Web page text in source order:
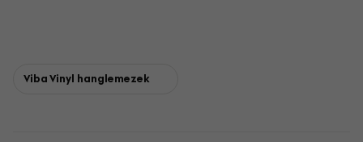
Viba Vinyl hanglemezek